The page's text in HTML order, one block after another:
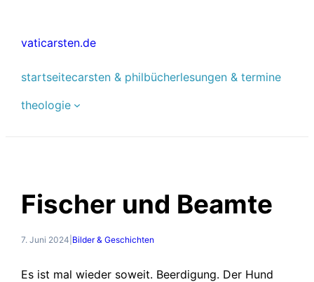
springen
vaticarsten.de
startseitecarsten & philbücherlesungen & termine
theologie
Fischer und Beamte
7. Juni 2024 Bilder & Geschichten
Es ist mal wieder soweit. Beerdigung. Der Hund